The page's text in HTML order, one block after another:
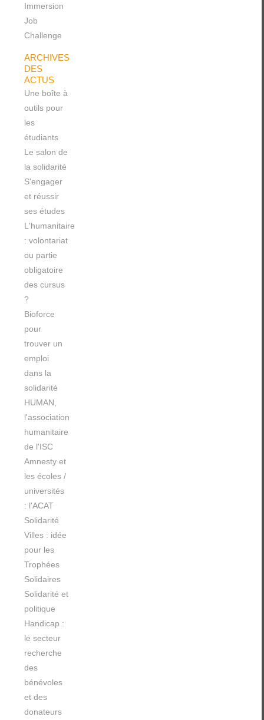
Immersion
Job
Challenge
ARCHIVES
DES
ACTUS
Une boîte à
outils pour
les
étudiants
Le salon de
la solidarité
S'engager
et réussir
ses études
L'humanitaire
: volontariat
ou partie
obligatoire
des cursus
?
Bioforce
pour
trouver un
emploi
dans la
solidarité
HUMAN,
l'association
humanitaire
de l'ISC
Amnesty et
les écoles /
universités
: l'ACAT
Solidarité
Villes : idée
pour les
Trophées
Solidaires
Solidarité et
politique
Handicap :
le secteur
recherche
des
bénévoles
et des
donateurs